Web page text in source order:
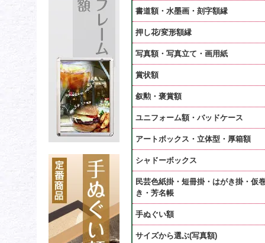
書道額・水墨画・刻字額縁
押し花/変形額縁
写真額・写真立て・画用紙
賞状額
叙勲・褒賞額
ユニフォーム額・バッドケース
アートボックス・立体型・厚箱額
シャドーボックス
民芸色紙掛・短冊掛・はがき掛・仮
き・芳名帳
手ぬぐい額
サイズから選ぶ(写真額)